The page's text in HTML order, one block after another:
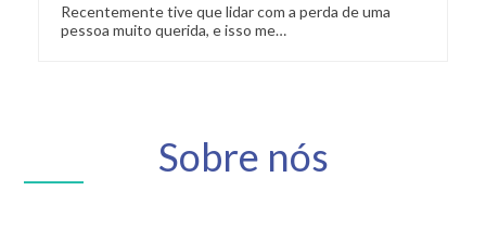
Recentemente tive que lidar com a perda de uma
pessoa muito querida, e isso me…
Sobre nós